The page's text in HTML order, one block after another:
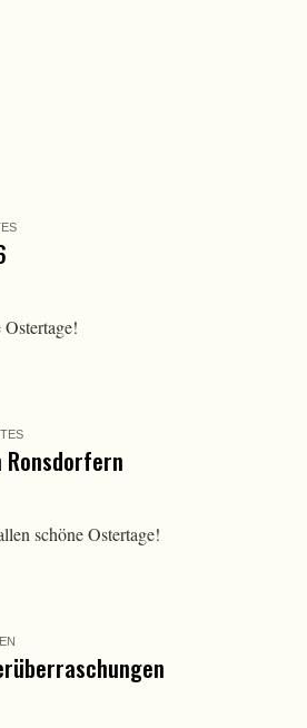
Ronsdorfern
schöne Ostertage!